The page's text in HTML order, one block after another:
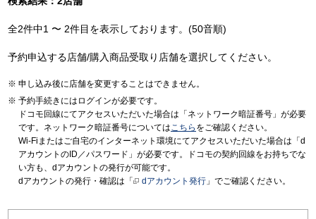
全2件中1 〜 2件目を表示しております。(50音順)
予約申込する店舗/購入商品受取り店舗を選択してください。
申し込み後に店舗を変更することはできません。
予約手続きにはログインが必要です。
ドコモ回線にてアクセスいただいた場合は「ネットワーク暗証番号」が必要
です。ネットワーク暗証番号についてはこちら をご確認ください。
Wi-Fiまたはご自宅のインターネット環境にてアクセスいただいた場合は「d
アカウントのID／パスワード」が必要です。ドコモの契約回線をお持ちでな
い方も、dアカウントの発行が可能です。
dアカウントの発行・確認は「
dアカウント発行 」でご確認ください。